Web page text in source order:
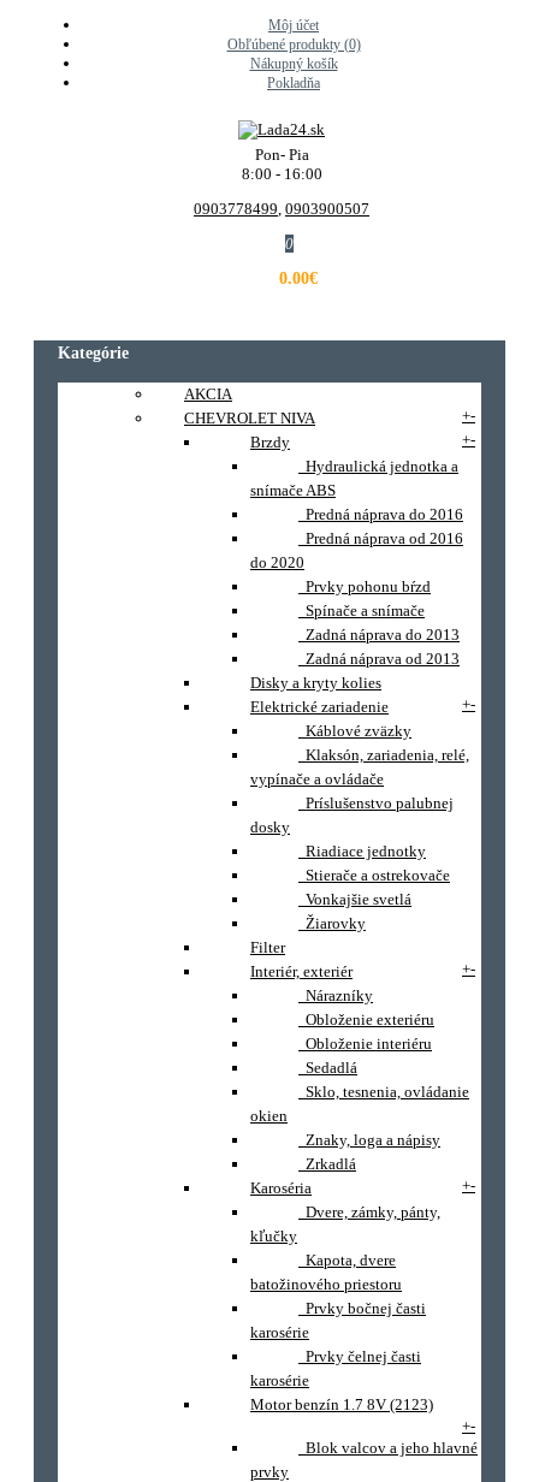
Môj účet
Obľúbené produkty (0)
Nákupný košík
Pokladňa
Pon- Pia
8:00 - 16:00
0903778499, 0903900507
0
0.00€
Kategórie
AKCIA
CHEVROLET NIVA
+-
Brzdy
+-
Hydraulická jednotka a
snímače ABS
Predná náprava do 2016
Predná náprava od 2016
do 2020
Prvky pohonu bŕzd
Spínače a snímače
Zadná náprava do 2013
Zadná náprava od 2013
Disky a kryty kolies
Elektrické zariadenie
+-
Káblové zväzky
Klaksón, zariadenia, relé,
vypínače a ovládače
Príslušenstvo palubnej
dosky
Riadiace jednotky
Stierače a ostrekovače
Vonkajšie svetlá
Žiarovky
Filter
Interiér, exteriér
+-
Nárazníky
Obloženie exteriéru
Obloženie interiéru
Sedadlá
Sklo, tesnenia, ovládanie
okien
Znaky, loga a nápisy
Zrkadlá
Karoséria
+-
Dvere, zámky, pánty,
kľučky
Kapota, dvere
batožinového priestoru
Prvky bočnej časti
karosérie
Prvky čelnej časti
karosérie
Motor benzín 1.7 8V (2123)
+-
Blok valcov a jeho hlavné
prvky